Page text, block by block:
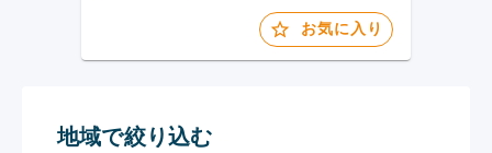
お気に入り
地域で絞り込む